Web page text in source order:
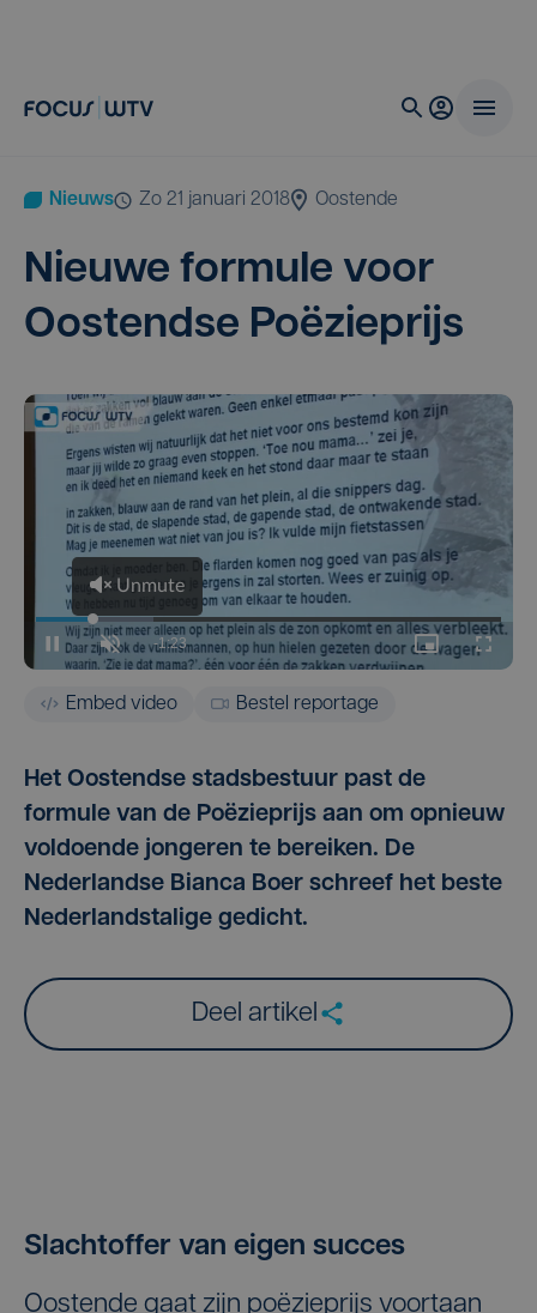
Nieuws zo 21 januari 2018 Oostende
Nieu­we for­mu­le voor
Oos­tend­se Poëzieprijs
Embed video Bestel reportage
Het Oostendse stadsbestuur past de
formule van de Poëzieprijs aan om opnieuw
voldoende jongeren te bereiken. De
Nederlandse Bianca Boer schreef het beste
Nederlandstalige gedicht.
Deel artikel
Slachtoffer van eigen succes
Oostende gaat zijn poëzieprijs voortaan